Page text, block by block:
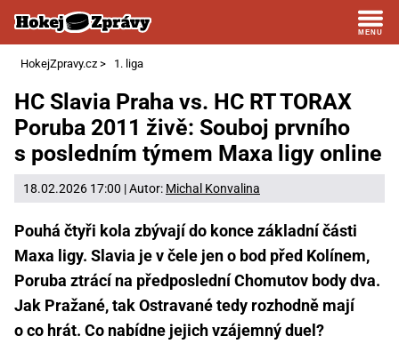
HokejZpravy.cz > 1. liga
HC Slavia Praha vs. HC RT TORAX
Poruba 2011 živě: Souboj prvního
s posledním týmem Maxa ligy online
18.02.2026 17:00 | Autor: Michal Konvalina
Pouhá čtyři kola zbývají do konce základní části
Maxa ligy. Slavia je v čele jen o bod před Kolínem,
Poruba ztrácí na předposlední Chomutov body dva.
Jak Pražané, tak Ostravané tedy rozhodně mají
o co hrát. Co nabídne jejich vzájemný duel?